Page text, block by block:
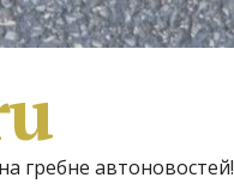
гребне автоновостей!